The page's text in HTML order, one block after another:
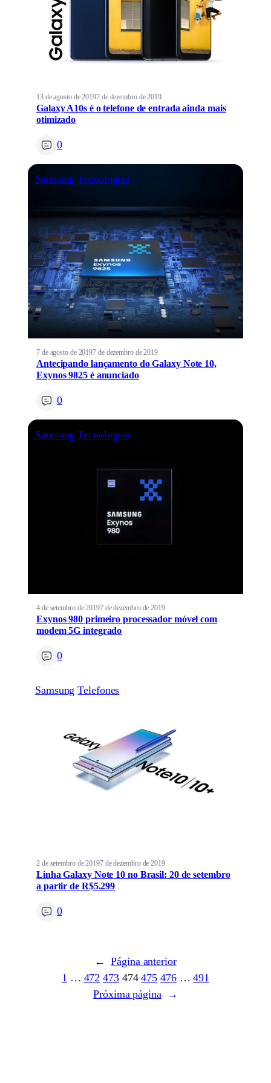
13 de agosto de 20197 de dezembro de 2019
Galaxy A10s é o telefone de entrada ainda mais
otimizado
0
Samsung Tecnologias
7 de agosto de 20197 de dezembro de 2019
Antecipando lançamento do Galaxy Note 10,
Exynos 9825 é anunciado
0
Samsung Tecnologias
4 de setembro de 20197 de dezembro de 2019
Exynos 980 primeiro processador móvel com
modem 5G integrado
0
Samsung Telefones
2 de setembro de 20197 de dezembro de 2019
Linha Galaxy Note 10 no Brasil: 20 de setembro
a partir de R$5.299
0
←
Página anterior
1 … 472 473 474 475 476 … 491
Próxima página
→